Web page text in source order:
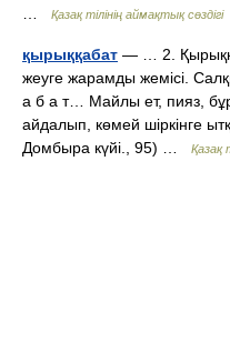
Қазақ тілінің аймақтық сөздігі
қырыққабат — … 2.
жеуге жарамды жемісі.
а б а т… Майлы ет, пияз,
айдалып, көмей шіркінге
Домбыра күйі., 95) …
Қазақ